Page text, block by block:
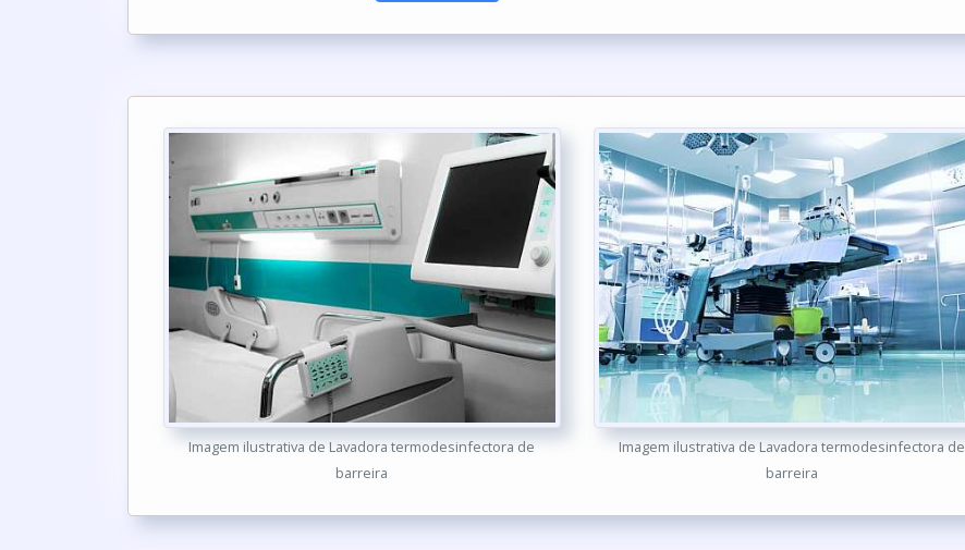
Imagem ilustrativa de Lavadora termodesinfectora de
barreira
Imagem ilustrativa de Lavadora termodesinfectora de
barreira